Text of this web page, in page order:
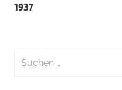
1937
Suchen